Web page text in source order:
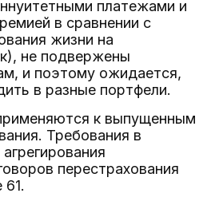
платежами и
в сравнении с
жизни на
не подвержены
и поэтому ожидается,
в разные портфели.
к выпущенным
Требования в
перестрахования